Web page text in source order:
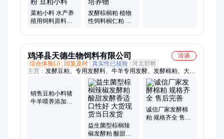
菜粕小料 水产养
殖用饲料原料降
发酵棕榈粕 植物
性饲料榈仁粕 可
鸡泽县天德生物饲料有限公司
洽谈
综合体验L0
回复及时 真实性已核验 河北邯郸
主营： 发酵豆粕、专用发酵料、牛羊专用发酵、发酵棉粕、大豆
销售豆粕小料猪
牛羊喂养添加鱼
益生菌型棕榈辣
椒发酵粕 酸甜发
诚信厂家发酵棉
粕 规格齐全 售后